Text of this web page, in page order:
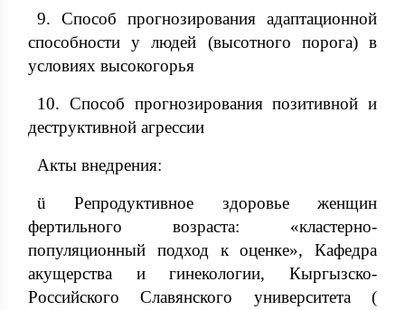
9. Cпособ прогнозирования адаптационной
способности у людей (высотного порога) в
условиях высокогорья
10. Cпособ прогнозирования позитивной и
деструктивной агрессии
Акты внедрения:
ü Репродуктивное здоровье женщин
фертильного возраста: «кластерно-
популяционный подход к оценке», Кафедра
акущерства и гинекологии, Кыргызско-
Российского Славянского университета (